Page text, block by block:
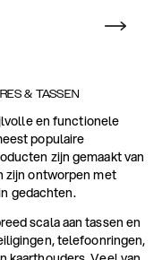
& TASSEN
en functionele
populaire
zijn gemaakt van
zijn ontworpen met
gedachten.
scala aan tassen en
telefoonringen,